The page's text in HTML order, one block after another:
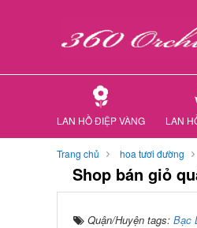
LAN HỒ ĐIỆP VÀNG LAN
Trang chủ hoa tươi đường
Shop bán giỏ
Quận/Huyện tags: Bạc